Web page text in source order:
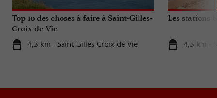
Top 10 des choses à faire à Saint-Gilles-
Croix-de-Vie
4,3 km - Saint-Gilles-Croix-de-Vie
Les stations
4,3 km -